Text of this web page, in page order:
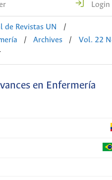
Login
de Revistas UN
/
/ Archives /
Vol. 22
en Enfermería